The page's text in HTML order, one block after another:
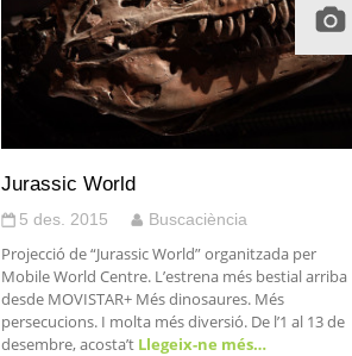
Jurassic World
5 des. 2015 Buscaciència
Projecció de “Jurassic World” organitzada per
Mobile World Centre. L’estrena més bestial arriba
desde MOVISTAR+ Més dinosaures. Més
persecucions. I molta més diversió. De l’1 al 13 de
desembre, acosta’t Llegeix-ne més…